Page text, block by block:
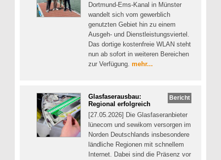
Dortmund-Ems-Kanal in Münster
wandelt sich vom gewerblich
genutzten Gebiet hin zu einem
Ausgeh- und Dienstleistungsviertel.
Das dortige kostenfreie WLAN steht
nun ab sofort in weiteren Bereichen
zur Verfügung. mehr...
Bericht
Glasfaserausbau:
Regional erfolgreich
[27.05.2026] Die Glasfaseranbieter
lünecom und sewikom versorgen im
Norden Deutschlands insbesondere
ländliche Regionen mit schnellem
Internet. Dabei sind die Präsenz vor